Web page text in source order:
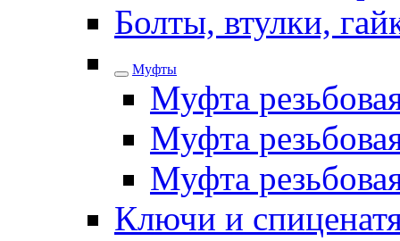
Болты, втулки,
Муфты
Муфта
Муфта
Муфта
Ключи и